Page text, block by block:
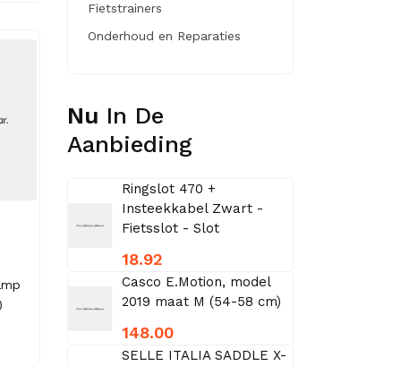
Fietstrainers
Onderhoud en Reparaties
Nu In De
Aanbieding
Ringslot 470 +
Insteekkabel Zwart -
Fietsslot - Slot
18.92
Casco E.Motion, model
2019 maat M (54-58 cm)
148.00
SELLE ITALIA SADDLE X-